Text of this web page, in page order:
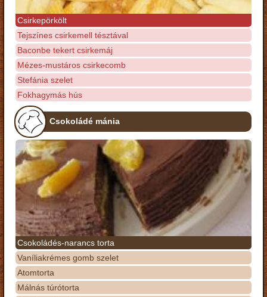
Csirkepörkölt
Tejszínes csirkemell tésztával
Baconbe tekert csirkemáj
Mézes-mustáros csirkecomb
Stefánia szelet
Fokhagymás hús
Csokoládé mánia
Csokoládés-narancs torta
Vaníliakrémes gomb szelet
Atomtorta
Málnás túrótorta